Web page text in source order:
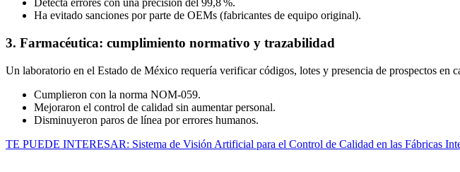
Detecta errores con una precisión del 99,8 %.
Ha evitado sanciones por parte de OEMs (fabricantes de equipo original).
3. Farmacéutica: cumplimiento normativo y trazabilidad
Un laboratorio en el Estado de México requería verificar códigos, lotes y presencia de prospectos
Cumplieron con la norma NOM-059.
Mejoraron el control de calidad sin aumentar personal.
Disminuyeron paros de línea por errores humanos.
TE PUEDE INTERESAR: Sistema de Visión Artificial para el Control de Calidad en las Fábricas